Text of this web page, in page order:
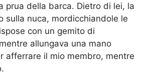
prua della barca. Dietro di lei, la
sulla nuca, mordicchiandole le
con un gemito di
allungava una mano
afferrare il mio membro, mentre